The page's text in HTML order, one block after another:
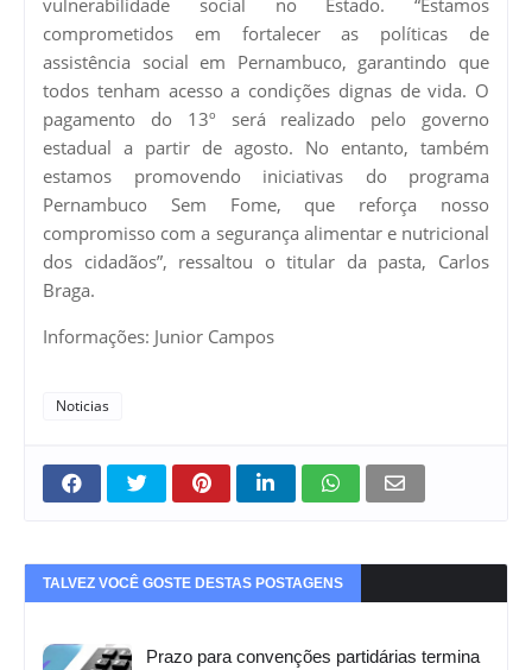
comprometidos em fortalecer as políticas de
assistência social em Pernambuco, garantindo que
todos tenham acesso a condições dignas de vida. O
pagamento do 13º será realizado pelo governo
estadual a partir de agosto. No entanto, também
estamos promovendo iniciativas do programa
Pernambuco Sem Fome, que reforça nosso
compromisso com a segurança alimentar e nutricional
dos cidadãos”, ressaltou o titular da pasta, Carlos
Braga.
Informações: Junior Campos
Noticias
TALVEZ VOCÊ GOSTE DESTAS POSTAGENS
Prazo para convenções partidárias termina